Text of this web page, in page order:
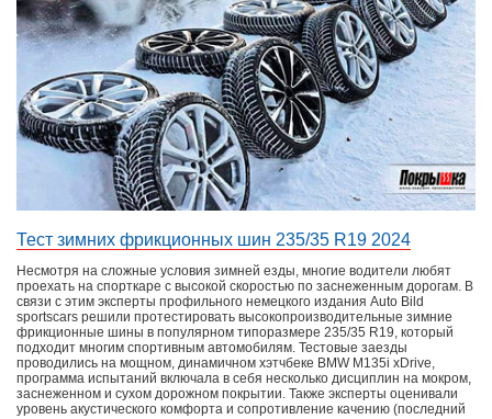
Тест зимних фрикционных шин 235/35 R19 2024
Несмотря на сложные условия зимней езды, многие водители любят
проехать на спорткаре с высокой скоростью по заснеженным дорогам. В
связи с этим эксперты профильного немецкого издания Auto Bild
sportscars решили протестировать высокопроизводительные зимние
фрикционные шины в популярном типоразмере 235/35 R19, который
подходит многим спортивным автомобилям. Тестовые заезды
проводились на мощном, динамичном хэтчбеке BMW M135i xDrive,
программа испытаний включала в себя несколько дисциплин на мокром,
заснеженном и сухом дорожном покрытии. Также эксперты оценивали
уровень акустического комфорта и сопротивление качению (последний